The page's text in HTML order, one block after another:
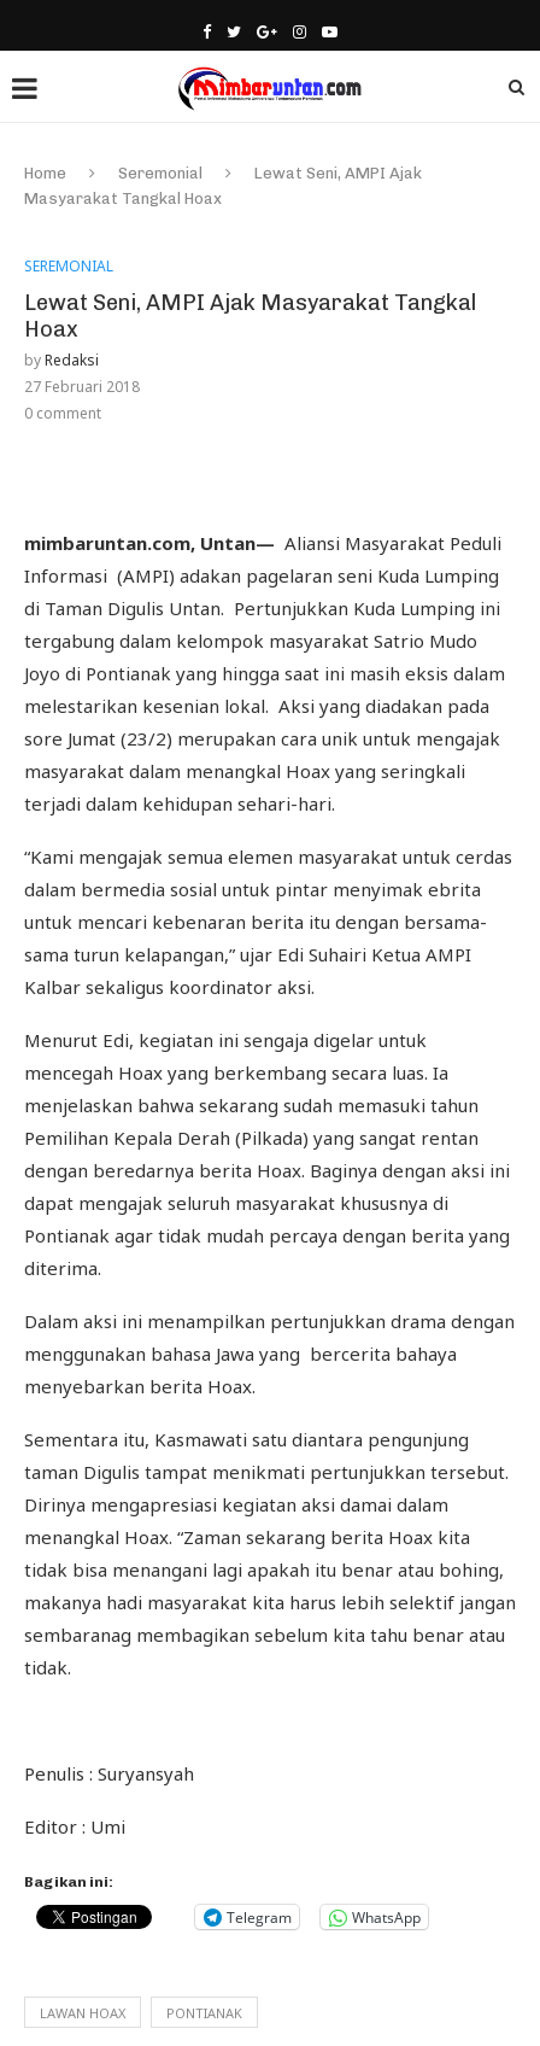
Home Seremonial
Lewat Seni, AMPI Ajak
Masyarakat Tangkal Hoax
SEREMONIAL
Lewat Seni, AMPI Ajak Masyarakat Tangkal
Hoax
byRedaksi
27 Februari 2018
0 comment
mimbaruntan.com, Untan— Aliansi Masyarakat Peduli
Informasi (AMPI) adakan pagelaran seni Kuda Lumping
di Taman Digulis Untan. Pertunjukkan Kuda Lumping ini
tergabung dalam kelompok masyarakat Satrio Mudo
Joyo di Pontianak yang hingga saat ini masih eksis dalam
melestarikan kesenian lokal. Aksi yang diadakan pada
sore Jumat (23/2) merupakan cara unik untuk mengajak
masyarakat dalam menangkal Hoax yang seringkali
terjadi dalam kehidupan sehari-hari.
“Kami mengajak semua elemen masyarakat untuk cerdas
dalam bermedia sosial untuk pintar menyimak ebrita
untuk mencari kebenaran berita itu dengan bersama-
sama turun kelapangan,” ujar Edi Suhairi Ketua AMPI
Kalbar sekaligus koordinator aksi.
Menurut Edi, kegiatan ini sengaja digelar untuk
mencegah Hoax yang berkembang secara luas. Ia
menjelaskan bahwa sekarang sudah memasuki tahun
Pemilihan Kepala Derah (Pilkada) yang sangat rentan
dengan beredarnya berita Hoax. Baginya dengan aksi ini
dapat mengajak seluruh masyarakat khususnya di
Pontianak agar tidak mudah percaya dengan berita yang
diterima.
Dalam aksi ini menampilkan pertunjukkan drama dengan
menggunakan bahasa Jawa yang bercerita bahaya
menyebarkan berita Hoax.
Sementara itu, Kasmawati satu diantara pengunjung
taman Digulis tampat menikmati pertunjukkan tersebut.
Dirinya mengapresiasi kegiatan aksi damai dalam
menangkal Hoax. “Zaman sekarang berita Hoax kita
tidak bisa menangani lagi apakah itu benar atau bohing,
makanya hadi masyarakat kita harus lebih selektif jangan
sembaranag membagikan sebelum kita tahu benar atau
tidak.
Penulis : Suryansyah
Editor : Umi
Bagikan ini:
Telegram WhatsApp
LAWAN HOAX PONTIANAK